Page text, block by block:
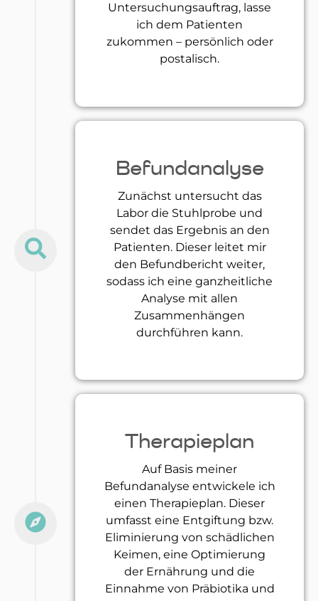
Untersuchungsauftrag, lasse
ich dem Patienten
zukommen – persönlich oder
postalisch.
Befundanalyse
Zunächst untersucht das
Labor die Stuhlprobe und
sendet das Ergebnis an den
Patienten. Dieser leitet mir
den Befundbericht weiter,
sodass ich eine ganzheitliche
Analyse mit allen
Zusammenhängen
durchführen kann.
Therapieplan
Auf Basis meiner
Befundanalyse entwickele ich
einen Therapieplan. Dieser
umfasst eine Entgiftung bzw.
Eliminierung von schädlichen
Keimen, eine Optimierung
der Ernährung und die
Einnahme von Präbiotika und